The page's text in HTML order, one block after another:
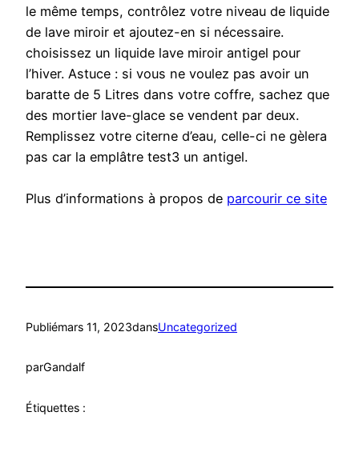
le même temps, contrôlez votre niveau de liquide
de lave miroir et ajoutez-en si nécessaire.
choisissez un liquide lave miroir antigel pour
l’hiver. Astuce : si vous ne voulez pas avoir un
baratte de 5 Litres dans votre coffre, sachez que
des mortier lave-glace se vendent par deux.
Remplissez votre citerne d’eau, celle-ci ne gèlera
pas car la emplâtre test3 un antigel.
Plus d’informations à propos de parcourir ce site
Publiémars 11, 2023dansUncategorized
parGandalf
Étiquettes :